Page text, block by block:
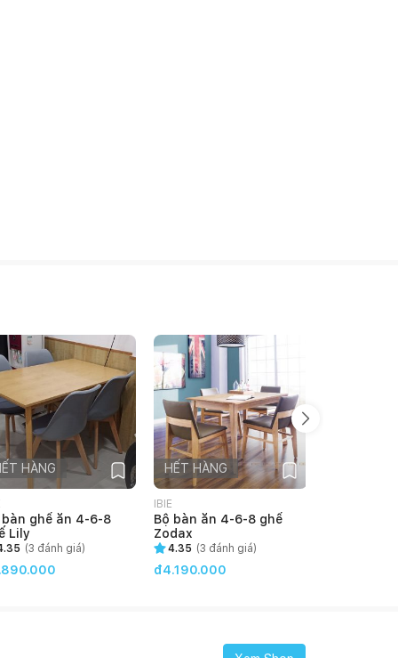
HÀNG
bàn ghế ăn 4-6-8
Lily
(3 đánh giá)
HẾT HÀNG
IBIE
Bộ bàn ăn 4-6-8 ghế
Zodax
4.35 (3 đánh giá)
đ4.190.000